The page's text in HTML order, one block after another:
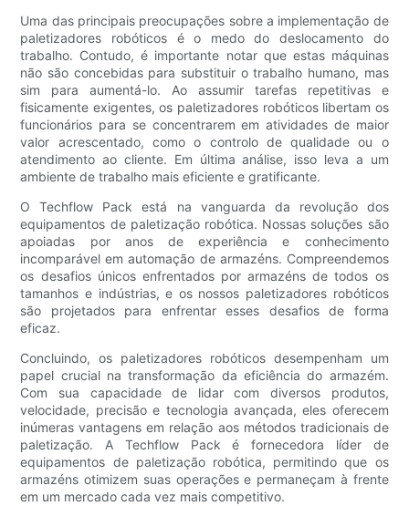
Uma das principais preocupações sobre a implementação de
paletizadores robóticos é o medo do deslocamento do
trabalho. Contudo, é importante notar que estas máquinas
não são concebidas para substituir o trabalho humano, mas
sim para aumentá-lo. Ao assumir tarefas repetitivas e
fisicamente exigentes, os paletizadores robóticos libertam os
funcionários para se concentrarem em atividades de maior
valor acrescentado, como o controlo de qualidade ou o
atendimento ao cliente. Em última análise, isso leva a um
ambiente de trabalho mais eficiente e gratificante.
O Techflow Pack está na vanguarda da revolução dos
equipamentos de paletização robótica. Nossas soluções são
apoiadas por anos de experiência e conhecimento
incomparável em automação de armazéns. Compreendemos
os desafios únicos enfrentados por armazéns de todos os
tamanhos e indústrias, e os nossos paletizadores robóticos
são projetados para enfrentar esses desafios de forma
eficaz.
Concluindo, os paletizadores robóticos desempenham um
papel crucial na transformação da eficiência do armazém.
Com sua capacidade de lidar com diversos produtos,
velocidade, precisão e tecnologia avançada, eles oferecem
inúmeras vantagens em relação aos métodos tradicionais de
paletização. A Techflow Pack é fornecedora líder de
equipamentos de paletização robótica, permitindo que os
armazéns otimizem suas operações e permaneçam à frente
em um mercado cada vez mais competitivo.